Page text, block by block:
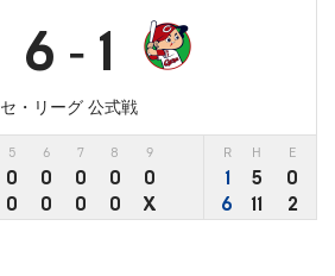
6 - 1
セ・リーグ 公式戦
5 6 7 8 9 R H E
0 0 0 0 0 1 5 0
0 0 0 0 X 6 11 2